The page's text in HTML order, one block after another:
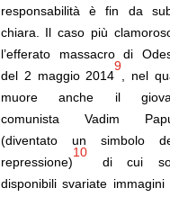
responsabilità è fin da
chiara. Il caso più
l’efferato massacro di
del 2 maggio 2014
9
, nel
muore anche il
comunista Vadim
(diventato un simbolo
repressione)
10
di cui
disponibili svariate immagini